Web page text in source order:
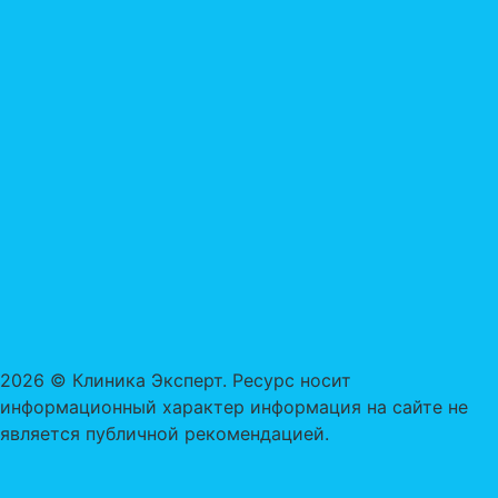
2026 © Клиника Эксперт. Ресурс носит
информационный характер информация на сайте не
является публичной рекомендацией.